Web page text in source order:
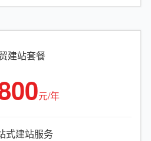
建站套餐
元/年
式建站服务